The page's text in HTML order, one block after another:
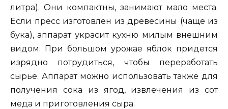
литра). Они компактны, занимают мало места.
Если пресс изготовлен из древесины (чаще из
бука), аппарат украсит кухню милым внешним
видом. При большом урожае яблок придется
изрядно потрудиться, чтобы переработать
сырье. Аппарат можно использовать также для
получения сока из ягод, извлечения из сот
меда и приготовления сыра.